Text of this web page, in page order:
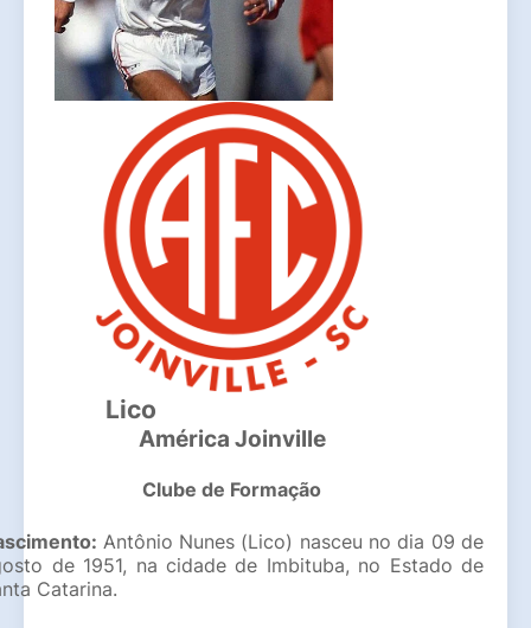
América Joinville
Clube de Formação
Antônio Nunes (Lico) nasceu no dia 09 de
de 1951, na cidade de Imbituba, no Estado de
Catarina.